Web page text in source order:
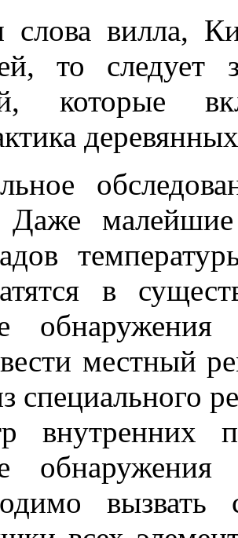
слова вилла,
то следует
которые
Даже
в
местный
специального
внутренних
вызвать